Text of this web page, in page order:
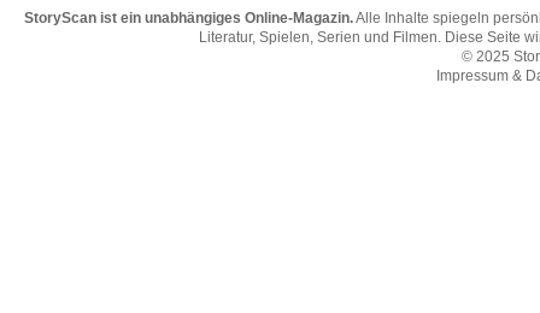
StoryScan ist ein unabhängiges Online-Magazin.Alle Inhalte spiegeln
Literatur, Spielen, Serien und Filmen. Diese Seite
© 2025
Impressum &